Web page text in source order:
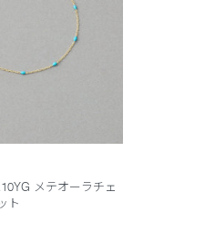
メテオーラチェ
ト